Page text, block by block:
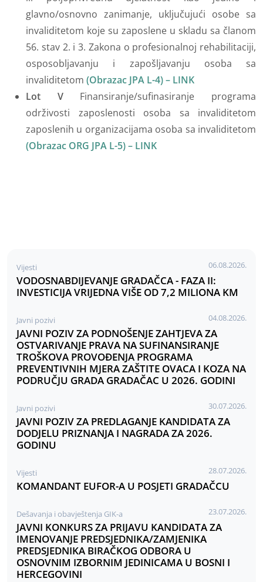
glavno/osnovno zanimanje, uključujući osobe sa
invaliditetom koje su zaposlene u skladu sa članom
56. stav 2. i 3. Zakona o profesionalnoj rehabilitaciji,
osposobljavanju i zapošljavanju osoba sa
invaliditetom (Obrazac JPA L-4) – LINK
Lot VFinansiranje/sufinasiranje programa
održivosti zaposlenosti osoba sa invaliditetom
zaposlenih u organizacijama osoba sa invaliditetom
(Obrazac ORG JPA L-5) – LINK
Vijesti 06.08.2026.
VODOSNABDIJEVANJE GRADAČCA - FAZA II:
INVESTICIJA VRIJEDNA VIŠE OD 7,2 MILIONA KM
Javni pozivi 04.08.2026.
JAVNI POZIV ZA PODNOŠENJE ZAHTJEVA ZA
OSTVARIVANJE PRAVA NA SUFINANSIRANJE
TROŠKOVA PROVOĐENJA PROGRAMA
PREVENTIVNIH MJERA ZAŠTITE OVACA I KOZA NA
PODRUČJU GRADA GRADAČAC U 2026. GODINI
Javni pozivi 30.07.2026.
JAVNI POZIV ZA PREDLAGANJE KANDIDATA ZA
DODJELU PRIZNANJA I NAGRADA ZA 2026.
GODINU
Vijesti 28.07.2026.
KOMANDANT EUFOR-A U POSJETI GRADAČCU
Dešavanja i obavještenja GIK-a 23.07.2026.
JAVNI KONKURS ZA PRIJAVU KANDIDATA ZA
IMENOVANJE PREDSJEDNIKA/ZAMJENIKA
PREDSJEDNIKA BIRAČKOG ODBORA U
OSNOVNIM IZBORNIM JEDINICAMA U BOSNI I
HERCEGOVINI